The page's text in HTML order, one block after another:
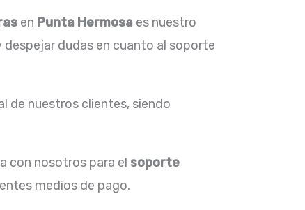
en Punta Hermosa es nuestro
dudas en cuanto al soporte
de nuestros clientes, siendo
con nosotros para el soporte
medios de pago.